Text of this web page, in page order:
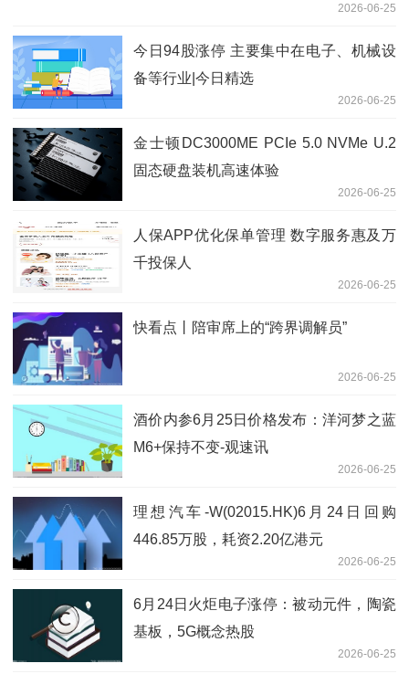
2026-06-25
今日94股涨停 主要集中在电子、机械设
备等行业|今日精选
2026-06-25
金士顿DC3000ME PCIe 5.0 NVMe U.2
固态硬盘装机高速体验
2026-06-25
人保APP优化保单管理 数字服务惠及万
千投保人
2026-06-25
快看点丨陪审席上的“跨界调解员”
2026-06-25
酒价内参6月25日价格发布：洋河梦之蓝
M6+保持不变-观速讯
2026-06-25
理想汽车-W(02015.HK)6月24日回购
446.85万股，耗资2.20亿港元
2026-06-25
6月24日火炬电子涨停：被动元件，陶瓷
基板，5G概念热股
2026-06-25